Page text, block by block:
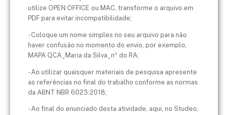
utilize OPEN OFFICE ou MAC, transforme o arquivo em
PDF para evitar incompatibilidade;
- Coloque um nome simples no seu arquivo para não
haver confusão no momento do envio, por exemplo,
MAPA QCA_Maria da Silva_nº do RA;
- Ao utilizar quaisquer materiais de pesquisa apresente
as referências no final do trabalho conforme as normas
da ABNT NBR 6023:2018;
- Ao final do enunciado desta atividade, aqui, no Studeo,